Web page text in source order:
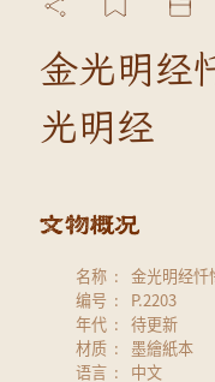
金光明
光明经
名称
金光明经
编号
P.2203
年代
待更新
材质
墨繪紙本
语言
中文